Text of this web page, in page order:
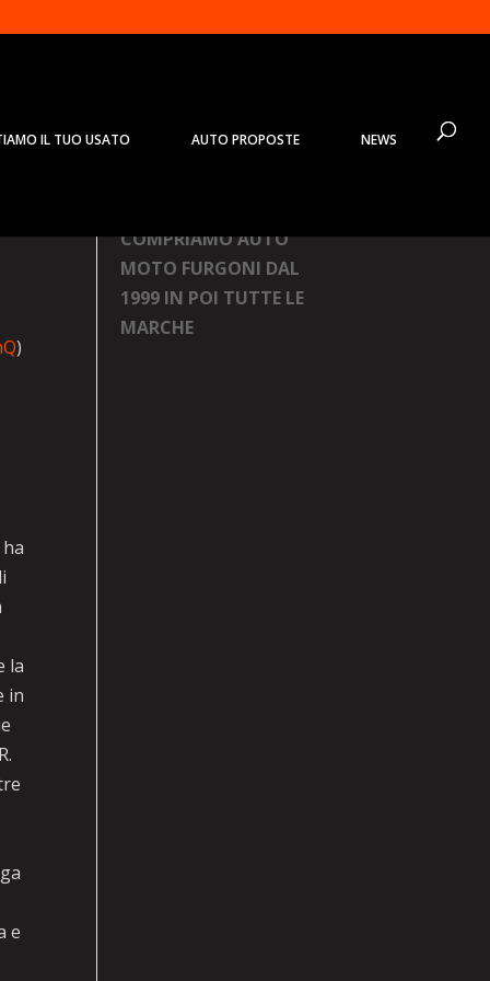
IL TUO USATO AUTO PROPOSTE NEWS
)
la
in
e
COMPRIAMO AUTO
MOTO FURGONI DAL
1999 IN POI TUTTE LE
MARCHE